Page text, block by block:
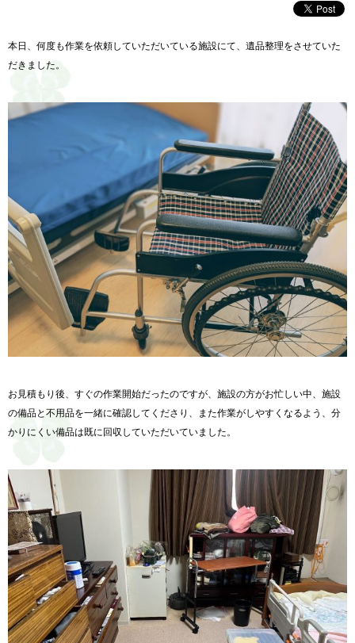
本日、何度も作業を依頼していただいている施設にて、 遺品整理をさせていた
だきました。
お見積もり後、すぐの作業開始だったのですが、 施設の方がお忙しい中、 施設
の備品と不用品を一緒に確認してくださり、
また作業がしやすくなるよう、 分
かりにくい備品は既に回収していただいていました。